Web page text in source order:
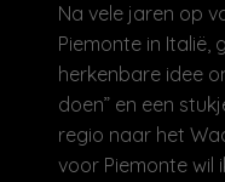
Na vele jaren op
Piemonte in Italië,
herkenbare idee
doen” en een
regio naar het
voor Piemonte wil